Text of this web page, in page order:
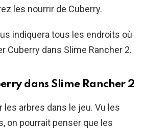
les nourrir de Cuberry.
indiquera tous les endroits où
Cuberry dans Slime Rancher 2.
dans Slime Rancher 2
les arbres dans le jeu. Vu les
on pourrait penser que les